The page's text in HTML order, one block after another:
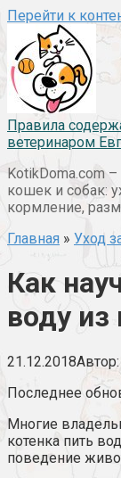
Перейти к
Правила
ветеринаром
KotikDoma.com
кошек и собак:
кормление,
Главная » Уход
Как
воду из
21.12.2018Автор:
Последнее
Многие
котенка пить
поведение